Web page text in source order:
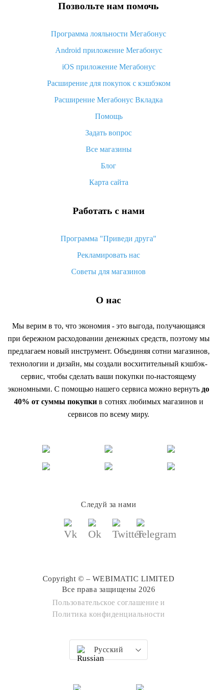
Что делать, если Алиэкспресс просит ввести паспортные
Как узнать, куда пришла посылка с Алиэкспресс
Вы отменили заказ на Алиэкспресс, когда вернут деньги?
Что такое баллы на Алиэкспресс, как их получить и
«AliExpress Standard Shipping»: что это за метод доставки и
как его отслеживать
Как покупать оптом на Алиэкспресс
Что делать, если не пришел товар с Алиэкспресс
возврата денег
Позвольте нам помочь
Программа лояльности Мегабонус
Android приложение Мегабонус
iOS приложение Мегабонус
Расширение для покупок с кэшбэком
Расширение Мегабонус Вкладка
Помощь
Задать вопрос
Все магазины
Блог
Карта сайта
Работать с нами
Программа "Приведи друга"
Рекламировать нас
Советы для магазинов
О нас
Мы верим в то, что экономия - это выгода, получающаяся
при бережном расходовании денежных средств, поэтому мы
предлагаем новый инструмент. Объединяя сотни магазинов,
технологии и дизайн, мы создали восхитительный кэшбэк-
сервис, чтобы сделать ваши покупки по-настоящему
экономными. С помощью нашего сервиса можно вернуть до
40% от суммы покупкив сотнях любимых магазинов и
сервисов по всему миру.
Следуй за нами
Copyright © – WEBIMATIC LIMITED
Все права защищены 2026
Пользовательское соглашение и
Политика конфиденциальности
Русский